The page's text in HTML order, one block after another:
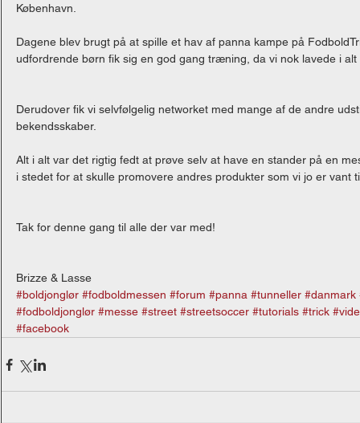
København.
Dagene blev brugt på at spille et hav af panna kampe på
udfordrende børn fik sig en god gang træning, da vi nok lavede i
Derudover fik vi selvfølgelig networket med mange af de andre
bekendsskaber.
Alt i alt var det rigtig fedt at prøve selv at have en stander på en
i stedet for at skulle promovere andres produkter som vi jo er vant
Tak for denne gang til alle der var med!
Brizze & Lasse
#boldjonglør #fodboldmessen #forum #panna #tunneller #danmark
#fodboldjonglør #messe #street #streetsoccer #tutorials #trick
#facebook